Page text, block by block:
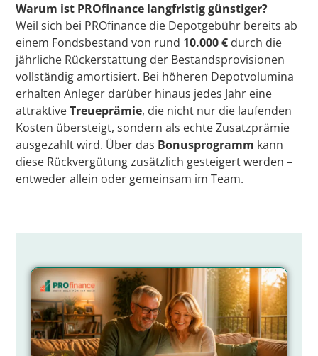
Warum ist PROfinance langfristig günstiger?
Weil sich bei PROfinance die Depotgebühr bereits ab
einem Fondsbestand von rund 10.000 € durch die
jährliche Rückerstattung der Bestandsprovisionen
vollständig amortisiert. Bei höheren Depotvolumina
erhalten Anleger darüber hinaus jedes Jahr eine
attraktiveTreueprämie, die nicht nur die laufenden
Kosten übersteigt, sondern als echte Zusatzprämie
ausgezahlt wird. Über das Bonusprogramm kann
diese Rückvergütung zusätzlich gesteigert werden –
entweder allein oder gemeinsam im Team.